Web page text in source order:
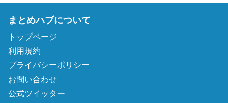
まとめハブについて
トップページ
利用規約
プライバシーポリシー
お問い合わせ
公式ツイッター